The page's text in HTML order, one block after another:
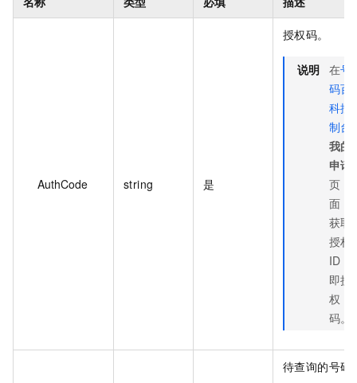
AuthCode string 是
授权码。
说明 在号
码百
科控
制台
我的
申请
页
面，
获取
授权
ID
即授
权
码。
待查询的号码